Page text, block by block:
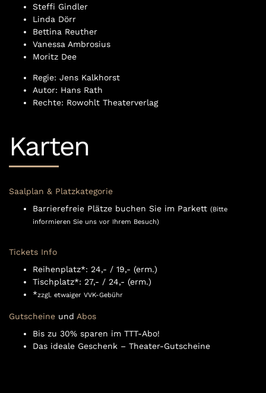
Steffi Gindler
Linda Dörr
Bettina Reuther
Vanessa Ambrosius
Moritz Dee
Regie: Jens Kalkhorst
Autor: Hans Rath
Rechte: Rowohlt Theaterverlag
Karten
Saalplan & Platzkategorie
Barrierefreie Plätze buchen Sie im Parkett (Bitte
informieren Sie uns vor Ihrem Besuch)
Tickets Info
Reihenplatz*: 24,- / 19,- (erm.)
Tischplatz*: 27,- / 24,- (erm.)
*zzgl. etwaiger VVK-Gebühr
Gutscheine und Abos
Bis zu 30% sparen im TTT-Abo!
Das ideale Geschenk – Theater-Gutscheine